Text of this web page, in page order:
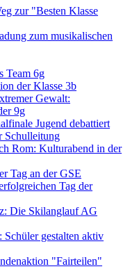
zur "Besten Klasse
zum musikalischen
Team 6g
der Klasse 3b
Gewalt:
9g
Jugend debattiert
Schulleitung
Rom: Kulturabend in der
Tag an der GSE
Tag der
Die Skilanglauf AG
Schüler gestalten aktiv
"Fairteilen"